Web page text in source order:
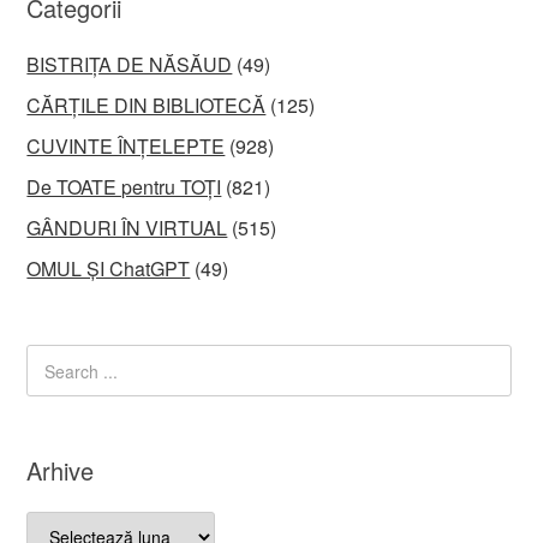
Categorii
BISTRIȚA DE NĂSĂUD (49)
CĂRȚILE DIN BIBLIOTECĂ (125)
CUVINTE ÎNȚELEPTE (928)
De TOATE pentru TOȚI (821)
GÂNDURI ÎN VIRTUAL (515)
OMUL ȘI ChatGPT (49)
Arhive
Arhive